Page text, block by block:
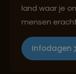
land waar je
mensen
Infodagen